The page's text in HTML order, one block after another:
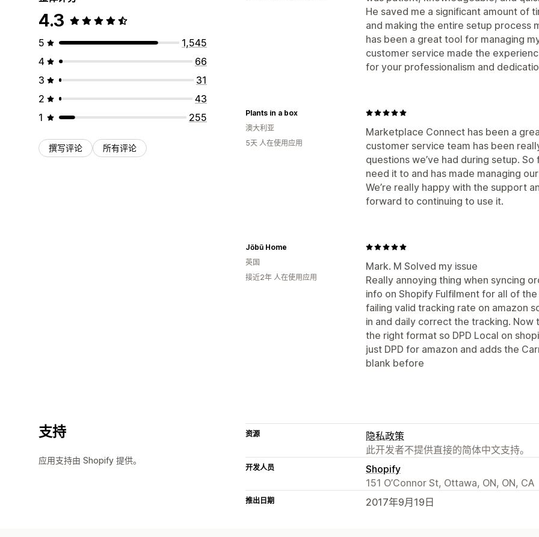
4.3
5
1,545
4
66
3
31
2
43
1
255
撰写评论 所有评论
He saved me a significant amount of
and making the entire setup process
has been a great tool for managing
customer service made the
for your professionalism and
Marketplace Connect has been a
customer service team has been
questions we’ve had during setup.
need it to and has made managing
We’re really happy with the support
forward to continuing to use it.
Plants in a box
澳大利亚
5天 人在使用应用
Mark. M Solved my issue
Really annoying thing when syncing
info on Shopify Fulfilment for all of
failing valid tracking rate on amazon
in and daily correct the tracking.
the right format so DPD Local on
just DPD for amazon and adds the
blank before
Jōbū Home
英国
接近2年 人在使用应用
支持
应用支持由 Shopify 提供。
资源
隐私政策
此开发者不提供直接的简体中文支持。
开发人员
Shopify
151 O’Connor St, Ottawa, ON, ON, CA
推出日期 2017年9月19日